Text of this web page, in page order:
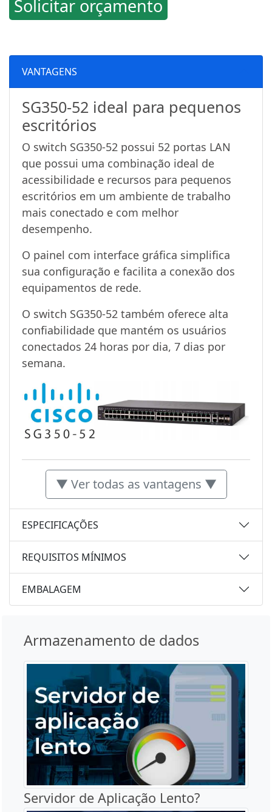
Solicitar orçamento
VANTAGENS
SG350-52 ideal para pequenos
escritórios
O switch SG350-52 possui 52 portas LAN
que possui uma combinação ideal de
acessibilidade e recursos para pequenos
escritórios em um ambiente de trabalho
mais conectado e com melhor
desempenho.
O painel com interface gráfica simplifica
sua configuração e facilita a conexão dos
equipamentos de rede.
O switch SG350-52 também oferece alta
confiabilidade que mantém os usuários
conectados 24 horas por dia, 7 dias por
semana.
▼ Ver todas as vantagens ▼
ESPECIFICAÇÕES
REQUISITOS MÍNIMOS
EMBALAGEM
Armazenamento de dados
Servidor de Aplicação Lento?